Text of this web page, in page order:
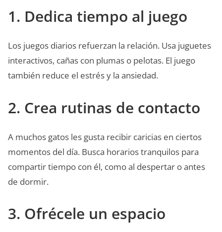
1. Dedica tiempo al juego
Los juegos diarios refuerzan la relación. Usa juguetes
interactivos, cañas con plumas o pelotas. El juego
también reduce el estrés y la ansiedad.
2. Crea rutinas de contacto
A muchos gatos les gusta recibir caricias en ciertos
momentos del día. Busca horarios tranquilos para
compartir tiempo con él, como al despertar o antes
de dormir.
3. Ofrécele un espacio